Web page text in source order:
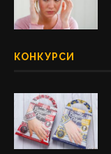
КОНКУРСИ